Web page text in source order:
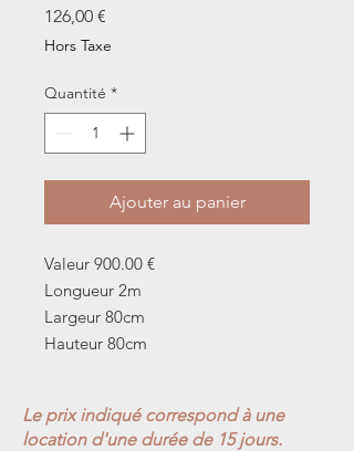
126,00 €
Hors Taxe
Quantité *
Ajouter au panier
Valeur 900.00 €
Longueur 2m
Largeur 80cm
Hauteur 80cm
Le prix indiqué correspond à une
location d'une durée de 15 jours.